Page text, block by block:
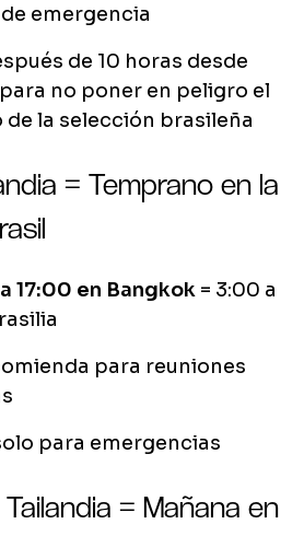
emergencia
de 10 horas desde
no poner en peligro el
de la selección brasileña
= Temprano en la
17:00 en Bangkok = 3:00 a
para reuniones
para emergencias
= Mañana en